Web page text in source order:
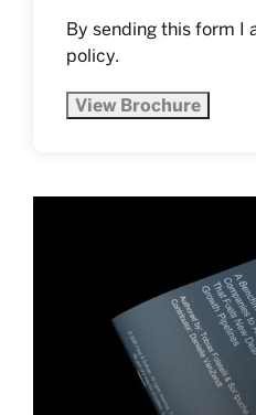
By sending this form I
policy.